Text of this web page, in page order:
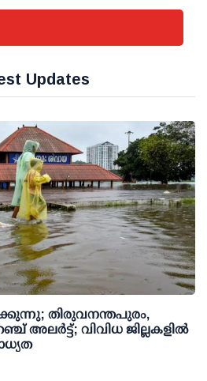
Updates
തിരുവനന്തപുരം,
അലർട്ട്; വിവിധ ജില്ലകളിൽ